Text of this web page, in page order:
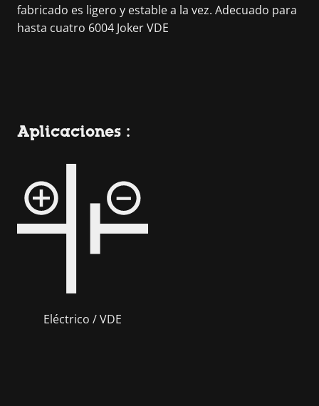
fabricado es ligero y estable a la vez. Adecuado para
hasta cuatro 6004 Joker VDE
Aplicaciones :
Eléctrico / VDE